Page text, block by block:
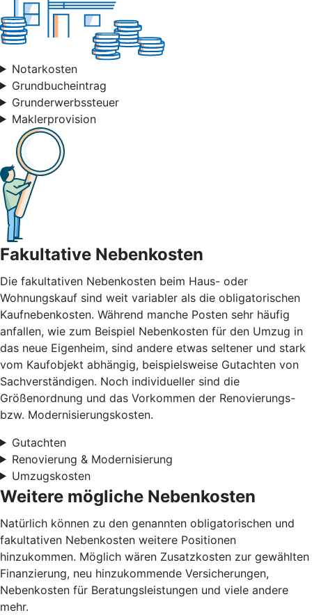
Notarkosten
Grundbucheintrag
Grunderwerbssteuer
Maklerprovision
Fakultative Nebenkosten
Die fakultativen Nebenkosten beim Haus- oder
Wohnungskauf sind weit variabler als die obligatorischen
Kaufnebenkosten. Während manche Posten sehr häufig
anfallen, wie zum Beispiel Nebenkosten für den Umzug in
das neue Eigenheim, sind andere etwas seltener und stark
vom Kaufobjekt abhängig, beispielsweise Gutachten von
Sachverständigen. Noch individueller sind die
Größenordnung und das Vorkommen der Renovierungs-
bzw. Modernisierungskosten.
Gutachten
Renovierung & Modernisierung
Umzugskosten
Weitere mögliche Nebenkosten
Natürlich können zu den genannten obligatorischen und
fakultativen Nebenkosten weitere Positionen
hinzukommen. Möglich wären Zusatzkosten zur gewählten
Finanzierung, neu hinzukommende Versicherungen,
Nebenkosten für Beratungsleistungen und viele andere
mehr.